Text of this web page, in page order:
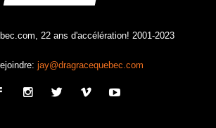
22 ans d'accélération! 2001-2023
jay@dragracequebec.com